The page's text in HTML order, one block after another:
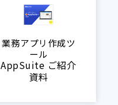
業務アプリ作成ツ
ール
AppSuite ご紹介
資料